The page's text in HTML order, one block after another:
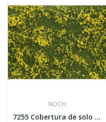
NOCH
7255 Cobertura de solo - Folhagem de prado...